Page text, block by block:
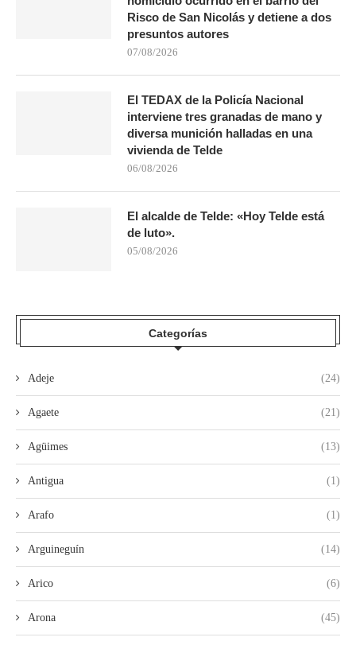
Risco de San Nicolás y detiene a dos
presuntos autores
07/08/2026
El TEDAX de la Policía Nacional
interviene tres granadas de mano y
diversa munición halladas en una
vivienda de Telde
06/08/2026
El alcalde de Telde: «Hoy Telde está
de luto».
05/08/2026
Categorías
Adeje (24)
Agaete (21)
Agüimes (13)
Antigua (1)
Arafo (1)
Arguineguín (14)
Arico (6)
Arona (45)